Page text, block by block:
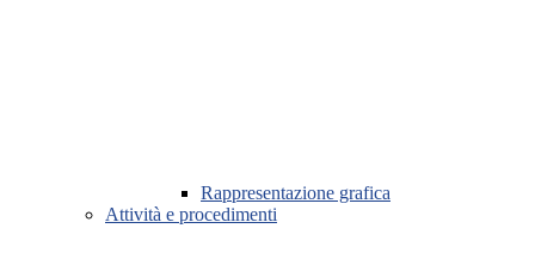
Rappresentazione grafica
Attività e procedimenti